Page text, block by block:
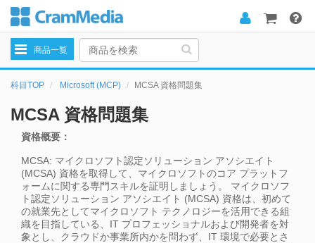
navigation
商品一覧
科目TOP Microsoft (MCP) MCSA 資格問題集
MCSA 資格問題集
資格概要：
MCSA: マイクロソフト認定ソリューション アソシエイト
(MCSA) 資格を取得して、マイクロソフトのコア プラットフ
ォームに関する専門スキルを証明しましょう。 マイクロソフ
ト認定ソリューション アソシエイト (MCSA) 資格は、初めて
の就業先としてマイクロソフト テクノロジーを活用できる組
織を目指している、IT プロフェッショナルおよび開発者を対
象とし、クラウドか事業所内かを問わず、IT 環境で必要とさ